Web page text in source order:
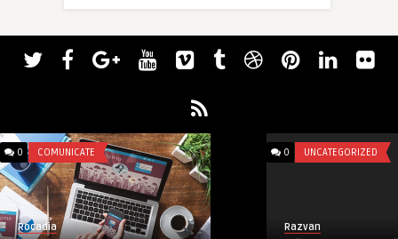
0 COMUNICATE
Rocadia
0 UNCATEGORIZED
Razvan